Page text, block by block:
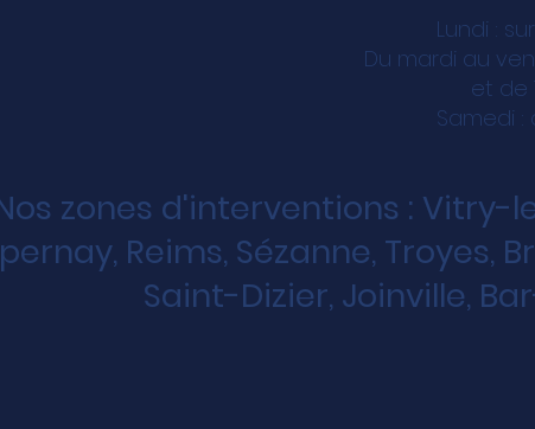
Lundi :
Du mardi au
et de
Samedi :
zones d'interventions :
Reims, Sézanne,
Saint-Dizier, Joinville,